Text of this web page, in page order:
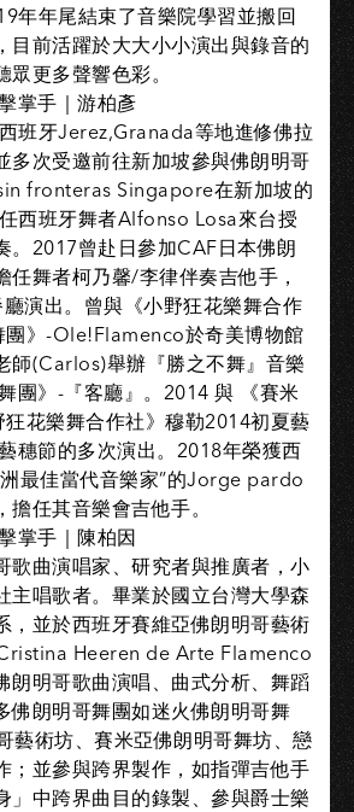
年年尾結束了音樂院學習並搬回
目前活躍於大大小小演出與錄音的
更多聲響色彩。
掌手｜游柏彥
班牙Jerez,Granada等地進修佛拉
多次受邀前往新加坡參與佛朗明哥
fronteras Singapore在新加坡的
西班牙舞者Alfonso Losa來台授
。2017曾赴日參加CAF日本佛朗
任舞者柯乃馨/李律伴奏吉他手，
演出。曾與《小野狂花樂舞合作
》-Ole!Flamenco於奇美博物館
師(Carlos)舉辦『勝之不舞』音樂
團》-『客廳』。2014 與 《賽米
花樂舞合作社》穆勒2014初夏藝
穗節的多次演出。2018年榮獲西
最佳當代音樂家”的Jorge pardo
任其音樂會吉他手。
掌手｜陳柏因
歌曲演唱家、研究者與推廣者，小
主唱歌者。畢業於國立台灣大學森
，並於西班牙賽維亞佛朗明哥藝術
Heeren de Arte Flamenco
朗明哥歌曲演唱、曲式分析、舞蹈
佛朗明哥舞團如迷火佛朗明哥舞
藝術坊、賽米亞佛朗明哥舞坊、戀
；並參與跨界製作，如指彈吉他手
」中跨界曲目的錄製、參與爵士樂